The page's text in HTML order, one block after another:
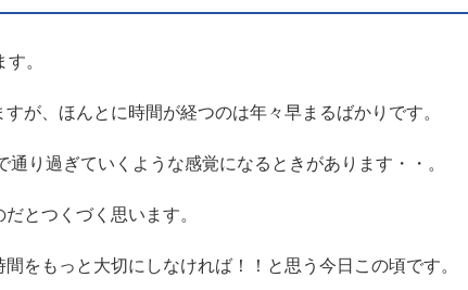
。
が、ほんとに時間が経つのは年々早まるばかりです。
り過ぎていくような感覚になるときがあります・・。
とつくづく思います。
をもっと大切にしなければ！！と思う今日この頃です。